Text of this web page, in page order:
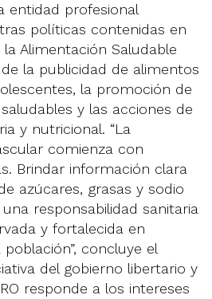
entidad profesional
políticas contenidas en
Alimentación Saludable
la publicidad de alimentos
la promoción de
y las acciones de
y nutricional. “La
comienza con
Brindar información clara
azúcares, grasas y sodio
responsabilidad sanitaria
y fortalecida en
concluye el
del gobierno libertario y
responde a los intereses